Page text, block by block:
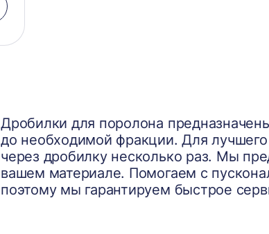
Дробилки для поролона
до необходимой фракции. Для
через дробилку несколько раз. Мы
вашем материале. Помогаем с
поэтому мы гарантируем быстрое